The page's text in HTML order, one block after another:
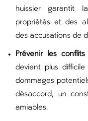
huissier garantit
propriétés et des
des accusations de
Prévenir les conflits
devient plus
dommages
désaccord, un
amiables.